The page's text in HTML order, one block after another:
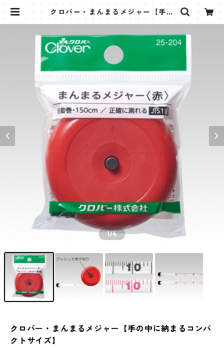
クロバー・まんまるメジャー【手の
店)
1/4
クロバー・まんまるメジャー【手の中に納まるコンパ
クトサイズ】